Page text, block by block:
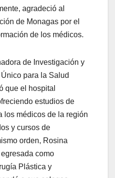
agradeció al
de Monagas por el
de los médicos.
de Investigación y
para la Salud
que el hospital
estudios de
los médicos de la región
y cursos de
orden, Rosina
como
Plástica y